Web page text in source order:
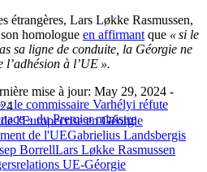
étrangères, Lars Løkke Rasmussen,
homologue en affirmant que « si le
sa ligne de conduite, la Géorgie ne
l’adhésion à l’UE ».
: le commissaire Varhélyi réfute
» du Premier ministre
mise à jour: May 29, 2024 -
l'Europecrise en Géorgie
de l'UEGabrielius Landsbergis
BorrellLars Løkke Rasmussen
relations UE-Géorgie